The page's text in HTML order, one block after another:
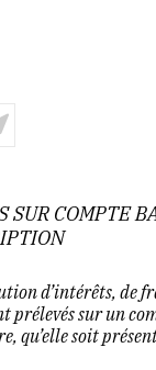
SUR COMPTE
d’intérêts, de
prélevés sur un
qu’elle soit